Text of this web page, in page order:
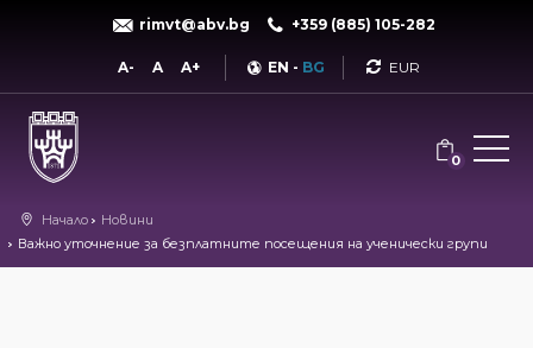
rimvt@abv.bg +359 (885) 105-282
A- A A+ EN - BG Currency
0
Начало
Новини
Важно уточнение за безплатните посещения на ученически групи